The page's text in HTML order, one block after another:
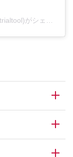
京セラ 電動工具（公式）(@kyocera_industrialtool)がシェアした投稿